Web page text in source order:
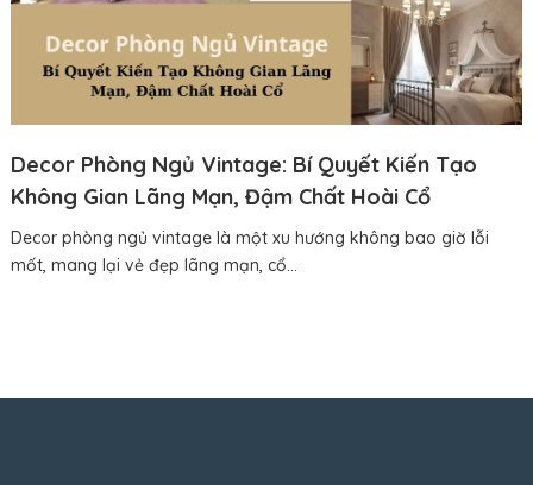
Decor Phòng Ngủ Vintage: Bí Quyết Kiến Tạo
Không Gian Lãng Mạn, Đậm Chất Hoài Cổ
Decor phòng ngủ vintage là một xu hướng không bao giờ lỗi
mốt, mang lại vẻ đẹp lãng mạn, cổ...